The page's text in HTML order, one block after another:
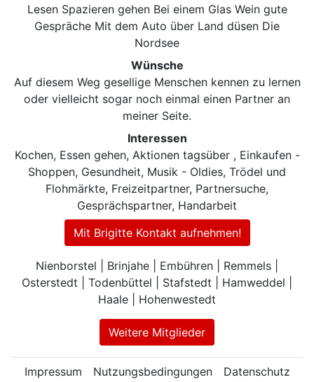
Lesen Spazieren gehen Bei einem Glas Wein gute
Gespräche Mit dem Auto über Land düsen Die
Nordsee
Wünsche
Auf diesem Weg gesellige Menschen kennen zu lernen
oder vielleicht sogar noch einmal einen Partner an
meiner Seite.
Interessen
Kochen, Essen gehen, Aktionen tagsüber , Einkaufen -
Shoppen, Gesundheit, Musik - Oldies, Trödel und
Flohmärkte, Freizeitpartner, Partnersuche,
Gesprächspartner, Handarbeit
Mit Brigitte Kontakt aufnehmen!
Nienborstel | Brinjahe | Embühren | Remmels |
Osterstedt | Todenbüttel | Stafstedt | Hamweddel |
Haale | Hohenwestedt
Weitere Mitglieder
Impressum Nutzungsbedingungen Datenschutz